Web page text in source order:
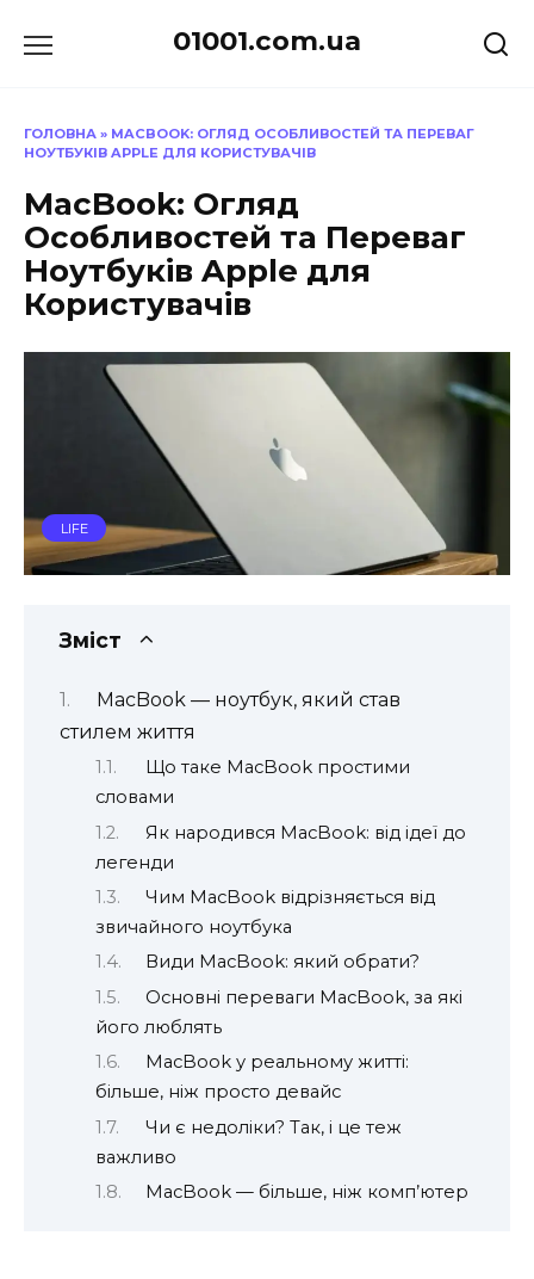
до
01001.com.ua
ГОЛОВНА » MACBOOK: ОГЛЯД ОСОБЛИВОСТЕЙ ТА ПЕРЕВАГ
НОУТБУКІВ APPLE ДЛЯ КОРИСТУВАЧІВ
MacBook: Огляд
Особливостей та Переваг
Ноутбуків Apple для
Користувачів
LIFE
Зміст
MacBook — ноутбук, який став
стилем життя
Що таке MacBook простими
словами
Як народився MacBook: від ідеї до
легенди
Чим MacBook відрізняється від
звичайного ноутбука
Види MacBook: який обрати?
Основні переваги MacBook, за які
його люблять
MacBook у реальному житті:
більше, ніж просто девайс
Чи є недоліки? Так, і це теж
важливо
MacBook — більше, ніж комп’ютер